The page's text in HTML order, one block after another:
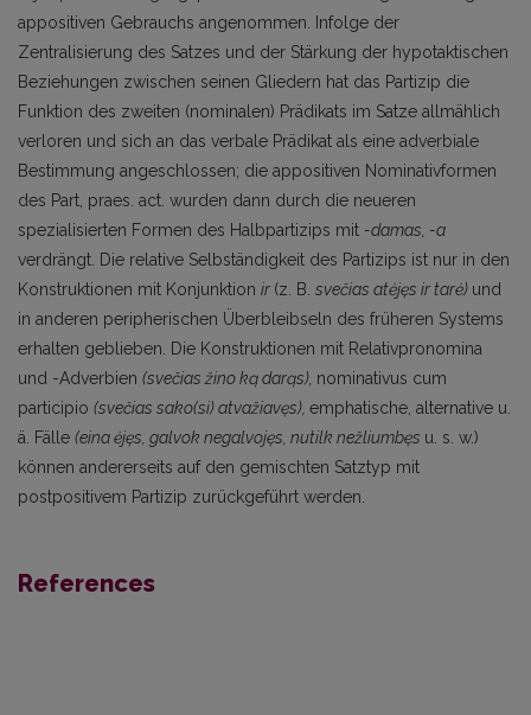
appositiven Gebrauchs angenommen. Infolge der
Zentralisierung des Satzes und der Stärkung der hypotaktischen
Beziehungen zwischen seinen Gliedern hat das Partizip die
Funktion des zwei­ten (nominalen) Prädikats im Satze allmählich
verloren und sich an das verbale Prädikat als eine adverbiale
Bestimmung angeschlossen; die appositiven Nominativformen
des Part, praes. act. wur­den dann durch die neueren
spezialisierten Formen des Halbpartizips mit -damas, -a
verdrängt. Die relative Selbständigkeit des Partizips ist nur in den
Konstruktionen mit Konjunktion ir (z. B. svečias atėjęs ir tarė) und
in anderen peripherischen Überbleibseln des früheren Systems
erhalten geblieben. Die Konstruktionen mit Relativpronomina
und -Adverbien (svečias žino ką darąs), no­minativus cum
participio (svečias sako(si) atvažiavęs), emphatische, alternative u.
ä. Fälle (eina ėjęs, galvok negalvojęs, nutilk nežliumbęs u. s. w.)
können andererseits auf den gemischten Satztyp mit
postpositivem Partizip zurückgeführt werden.
References